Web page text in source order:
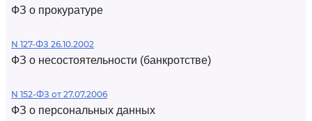
ФЗ о прокуратуре
N 127-ФЗ 26.10.2002
ФЗ о несостоятельности (банкротстве)
N 152-ФЗ от 27.07.2006
ФЗ о персональных данных